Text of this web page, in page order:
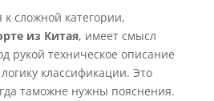
к сложной категории,
из Китая, имеет смысл
рукой техническое описание
классификации. Это
таможне нужны пояснения.